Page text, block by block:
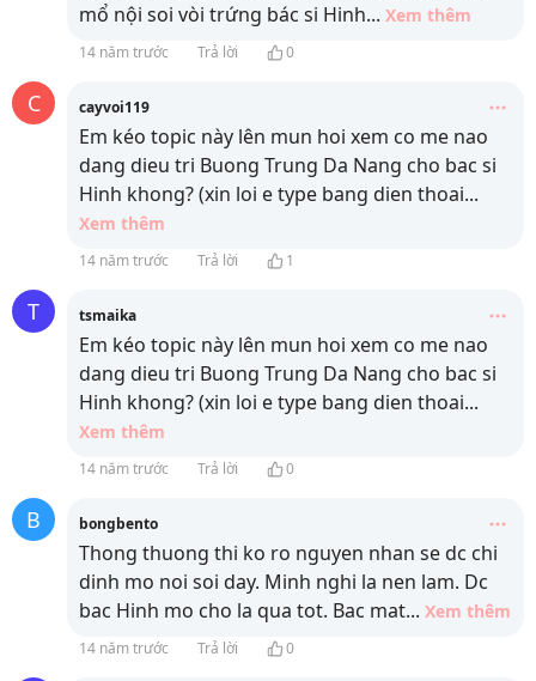
mổ nội soi vòi trứng bác si Hinh... Xem thêm
14 năm trước Trả lời 0
C cayvoi119
Em kéo topic này lên mun hoi xem co me nao
dang dieu tri Buong Trung Da Nang cho bac si
Hinh khong? (xin loi e type bang dien thoai...
Xem thêm
14 năm trước Trả lời 1
T tsmaika
Em kéo topic này lên mun hoi xem co me nao
dang dieu tri Buong Trung Da Nang cho bac si
Hinh khong? (xin loi e type bang dien thoai...
Xem thêm
14 năm trước Trả lời 0
B bongbento
Thong thuong thi ko ro nguyen nhan se dc chi
dinh mo noi soi day. Minh nghi la nen lam. Dc
bac Hinh mo cho la qua tot. Bac mat... Xem thêm
14 năm trước Trả lời 0